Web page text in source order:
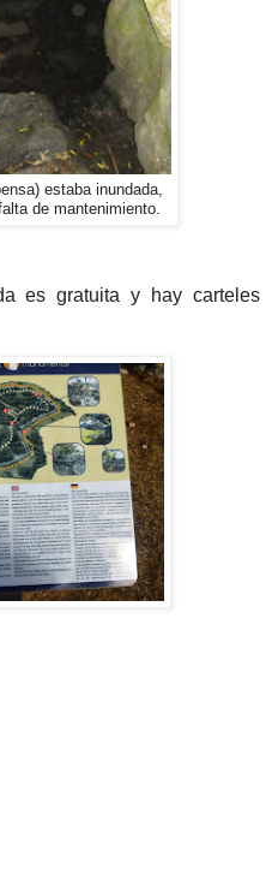
estaba inundada,
de mantenimiento.
es gratuita y hay carteles